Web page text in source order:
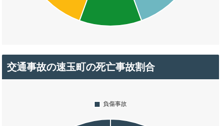
交通事故の速玉町の死亡事故割合